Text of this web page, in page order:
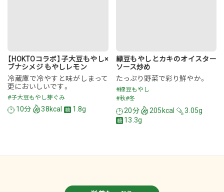
【HOKTOコラボ】子大豆もやし×
ブナシメジ もやしレモン
冷蔵庫で冷やすと味がしまって
更においしいです。
#子大豆もやし芽ぐみ
10分 38kcal 1.8g
緑豆もやしとカキのオイスター
ソース炒め
たっぷり野菜で彩り鮮やか。
#緑豆もやし
#秋#冬
20分 205kcal
3.05g
13.3g